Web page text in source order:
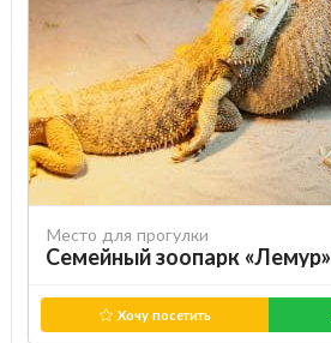
Место для прогулки
Семейный зоопарк «Лемур»
Хочу посетить